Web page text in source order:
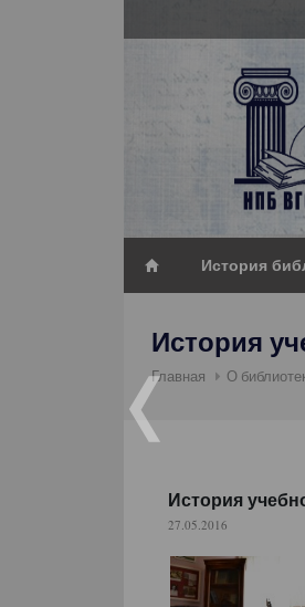
История
История
Главная О
История
27.05.2016